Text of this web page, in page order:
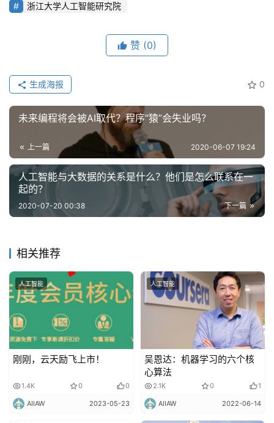
深
度
习
云
计
算
未
来
医
疗
智
能
驾
驶
智
浙江大学人工智能研究院
赞 (0)
0
生成海报
未来编程将会被AI取代？程序“猿”会失业吗？
上一篇 2020-06-07 19:24
人工智能与大数据的关系是什么？他们是怎么联系在一
起的？
下一篇
2020-07-20 00:38
相关推荐
人工智能
刚刚，云天励飞上市！
1.4K 0 0
AIIAW 2023-05-23
人工智能
吴恩达：机器学习的六个核
心算法
2.1K 0 1
AIIAW 2022-06-14